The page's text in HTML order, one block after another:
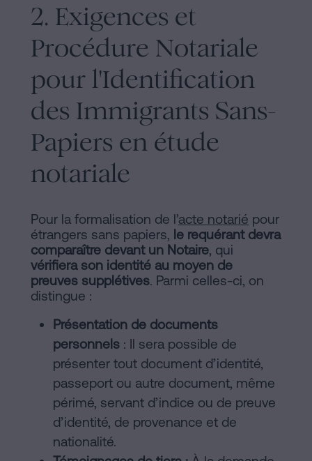
2. Exigences et
Procédure Notariale
pour l'Identification
des Immigrants Sans-
Papiers en étude
notariale
Pour la formalisation de l’acte notarié pour
étrangers sans papiers, le requérant devra
comparaître devant un Notaire, qui
vérifiera son identité au moyen de
preuves supplétives. Parmi celles-ci, on
distingue :
Présentation de documents
personnels : Il sera possible de
présenter tout document d’identité,
passeport ou autre document, même
périmé, servant d’indice ou de preuve
d’identité, de provenance et de
nationalité.